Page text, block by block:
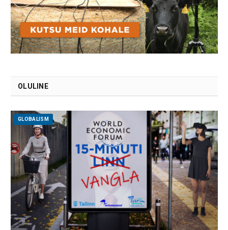
OLULINE
GLOBALISM